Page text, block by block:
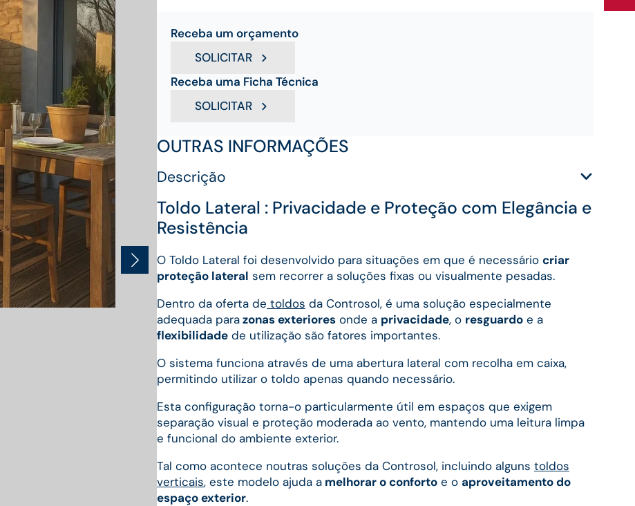
Receba um orçamento
SOLICITAR
Receba uma Ficha Técnica
SOLICITAR
OUTRAS INFORMAÇÕES
Descrição
Toldo Lateral : Privacidade e Proteção com Elegância e
Resistência
O Toldo Lateral foi desenvolvido para situações em que é necessário criar
proteção lateral sem recorrer a soluções fixas ou visualmente pesadas.
Dentro da oferta de toldos da Controsol, é uma solução especialmente
adequada parazonas exteriores onde a privacidade, o resguardo e a
flexibilidade de utilização são fatores importantes.
O sistema funciona através de uma abertura lateral com recolha em caixa,
permitindo utilizar o toldo apenas quando necessário.
Esta configuração torna-o particularmente útil em espaços que exigem
separação visual e proteção moderada ao vento, mantendo uma leitura limpa
e funcional do ambiente exterior.
Tal como acontece noutras soluções da Controsol, incluindo alguns toldos
verticais, este modelo ajuda a melhorar o conforto e o aproveitamento do
espaço exterior.